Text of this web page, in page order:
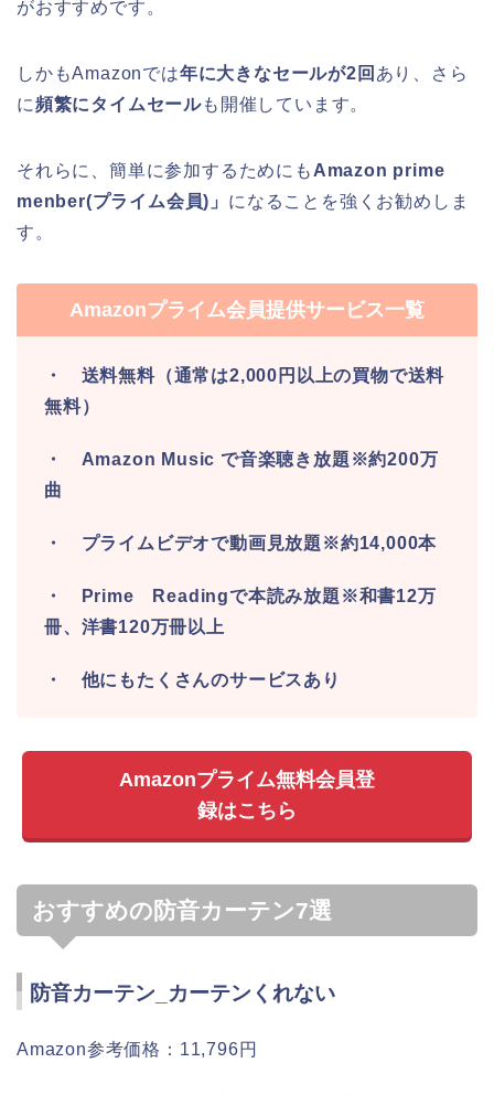
がおすすめです。
しかもAmazonでは年に大きなセールが2回 あり、さら
に頻繁にタイムセールも開催しています。
それらに、簡単に参加するためにも Amazon prime
menber(プライム会員)」 になることを強くお勧めしま
す。
Amazonプライム会員提供サービス一覧
・ 送料無料（通常は2,000円以上の買物で送料
無料）
・ Amazon Music で音楽聴き放題※約200万
曲
・ プライムビデオで動画見放題※約14,000本
・ Prime Readingで本読み放題※和書12万
冊、洋書120万冊以上
・ 他にもたくさんのサービスあり
Amazonプライム無料会員登
録はこちら
おすすめの防音カーテン7選
防音カーテン_カーテンくれない
Amazon参考価格：11,796円